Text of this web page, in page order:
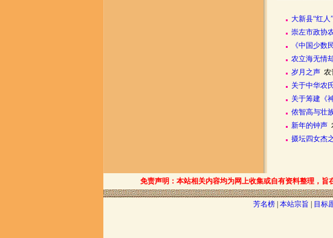
大新县“红人
崇左市政协
《中国少数
农立海无情
岁月之声农
关于中华农
关于筹建《
侬智高与壮
新年的钟声
摄坛四女杰
免责声明：本站相关内容均为网上收集或自有资料整理，
芳名榜| 本站宗旨 目标